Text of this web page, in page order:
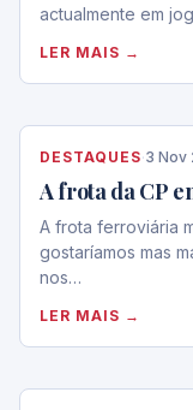
actualmente em
LER MAIS →
DESTAQUES·3 Nov
A frota da CP
A frota ferroviária
gostaríamos mas
nos…
LER MAIS →